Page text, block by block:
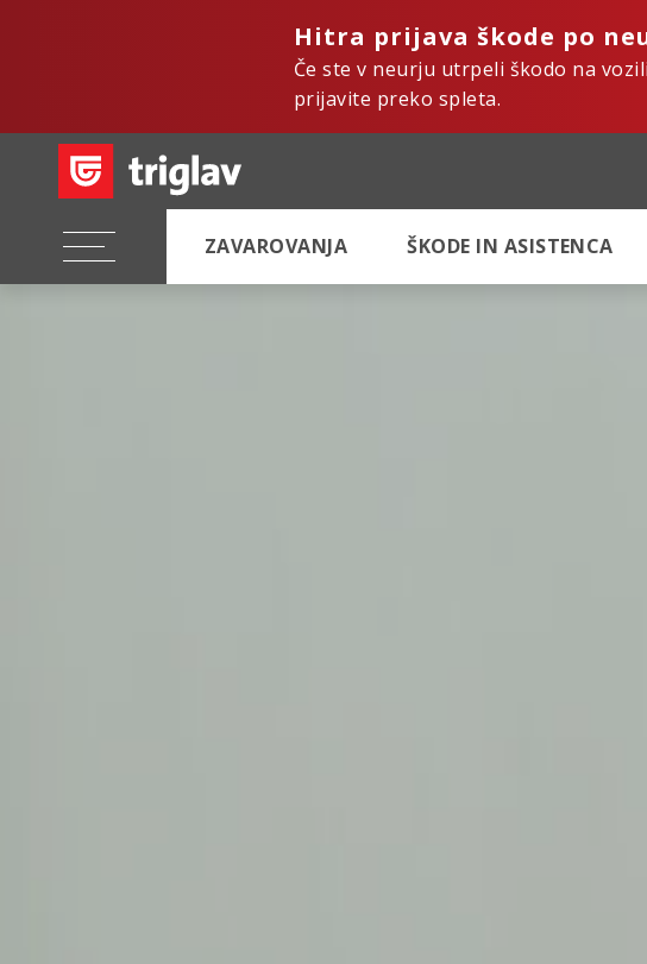
Hitra prijava škode po
Če ste v neurju utrpeli škodo na
prijavite preko spleta.
ZAVAROVANJA ŠKODE IN ASISTENCA